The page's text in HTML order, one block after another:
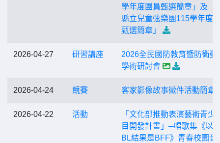
學年度團員甄選簡章」及「
縣立兒童弦樂團115學年度
甄選簡章」
2026-04-27 研習講座
2026全民國防教育暨防衛動
學術研討會
2026-04-24 競賽 客家影像故事徵件活動簡章
2026-04-22 活動
「文化部推動表演藝術青少
目開發計畫」─唱歌集《以
BL結果是BFF》青春校園音